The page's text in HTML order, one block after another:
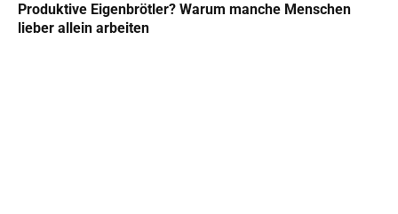
Produktive Eigenbrötler? Warum manche Menschen
lieber allein arbeiten